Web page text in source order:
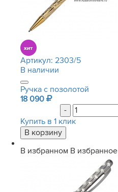
Артикул: 2303/5
В наличии
Ручка с позолотой
18 090
-
Купить в 1 клик
В избранном В избранное